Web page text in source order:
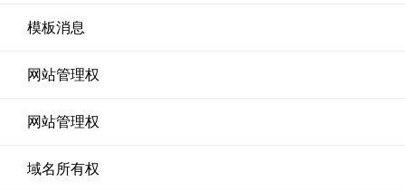
模板消息
网站管理权
网站管理权
域名所有权